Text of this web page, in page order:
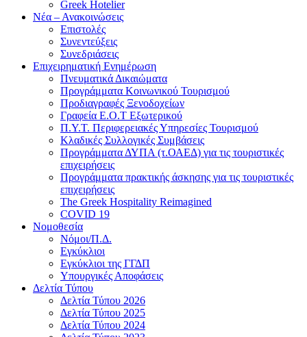
Greek Hotelier
Νέα – Ανακοινώσεις
Επιστολές
Συνεντεύξεις
Συνεδριάσεις
Επιχειρηματική Ενημέρωση
Πνευματικά Δικαιώματα
Προγράμματα Κοινωνικού Τουρισμού
Προδιαγραφές Ξενοδοχείων
Γραφεία Ε.Ο.Τ Εξωτερικού
Π.Υ.Τ. Περιφερειακές Υπηρεσίες Τουρισμού
Κλαδικές Συλλογικές Συμβάσεις
Προγράμματα ΔΥΠΑ (τ.ΟΑΕΔ) για τις τουριστικές
επιχειρήσεις
Προγράμματα πρακτικής άσκησης για τις τουριστικές
επιχειρήσεις
The Greek Hospitality Reimagined
COVID 19
Νομοθεσία
Νόμοι/Π.Δ.
Εγκύκλιοι
Εγκύκλιοι της ΓΓΔΠ
Υπουργικές Αποφάσεις
Δελτία Τύπου
Δελτία Τύπου 2026
Δελτία Τύπου 2025
Δελτία Τύπου 2024